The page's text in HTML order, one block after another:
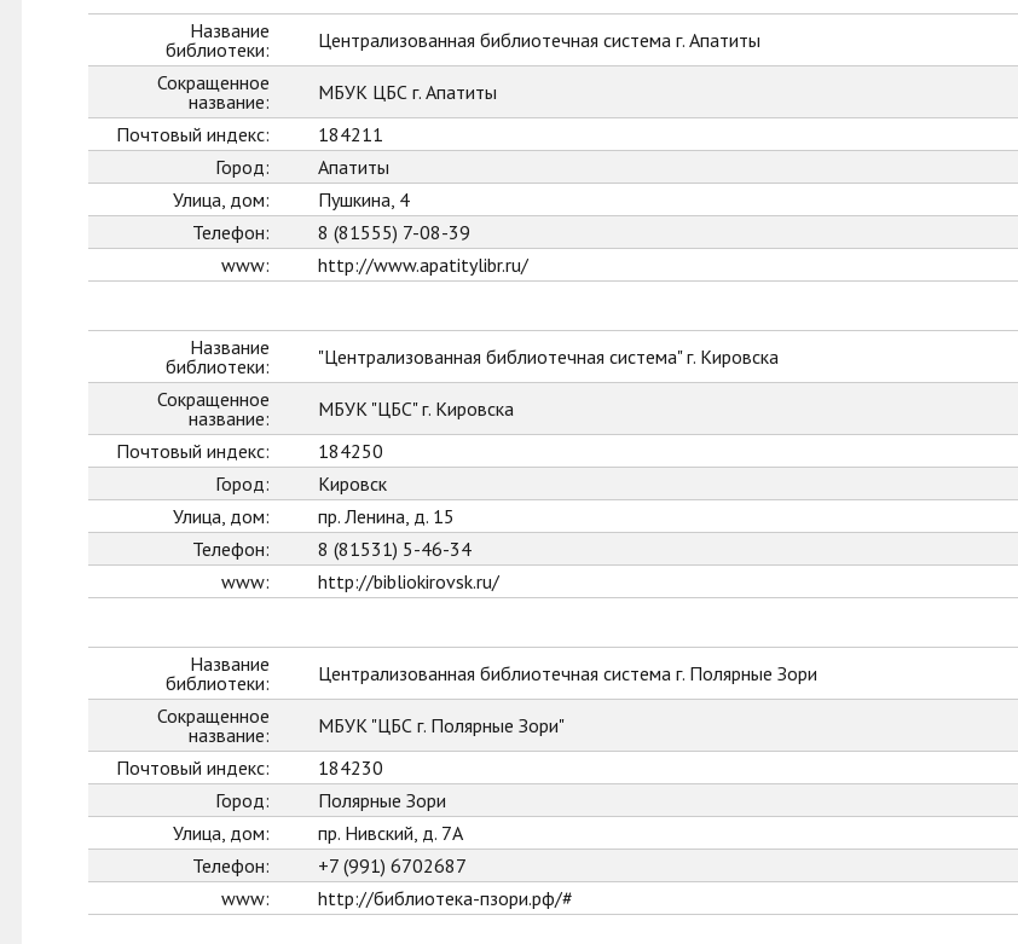
Название
библиотеки:
Централизованная библиотечная система г. Апатиты
Сокращенное
название:
МБУК ЦБС г. Апатиты
Почтовый индекс:
184211
Город:
Апатиты
Улица, дом:
Пушкина, 4
Телефон:
8 (81555) 7-08-39
www:
http://www.apatitylibr.ru/
Название
библиотеки:
"Централизованная библиотечная система" г. Кировска
Сокращенное
название:
МБУК "ЦБС" г. Кировска
Почтовый индекс:
184250
Город:
Кировск
Улица, дом:
пр. Ленина, д. 15
Телефон:
8 (81531) 5-46-34
www:
http://bibliokirovsk.ru/
Название
библиотеки:
Централизованная библиотечная система г. Полярные Зори
Сокращенное
название:
МБУК "ЦБС г. Полярные Зори"
Почтовый индекс:
184230
Город:
Полярные Зори
Улица, дом:
пр. Нивский, д. 7А
Телефон:
+7 (991) 6702687
www:
http://библиотека-пзори.рф/#